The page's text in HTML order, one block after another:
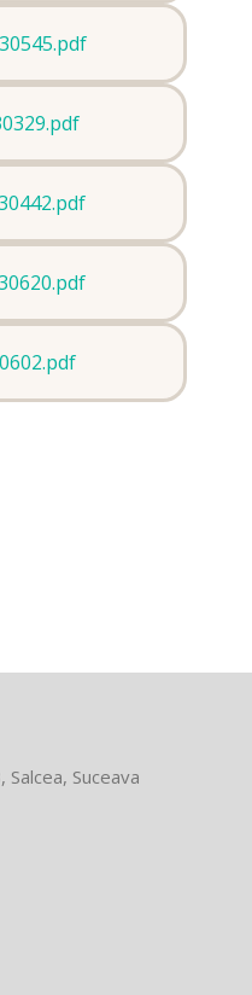
Salcea, Suceava